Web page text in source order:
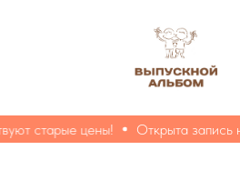
старые цены! Открыта запись